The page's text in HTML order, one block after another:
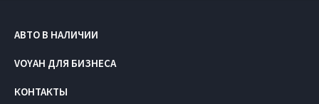
АВТО В НАЛИЧИИ
VOYAH ДЛЯ БИЗНЕСА
КОНТАКТЫ